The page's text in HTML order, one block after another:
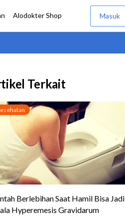
Terkait